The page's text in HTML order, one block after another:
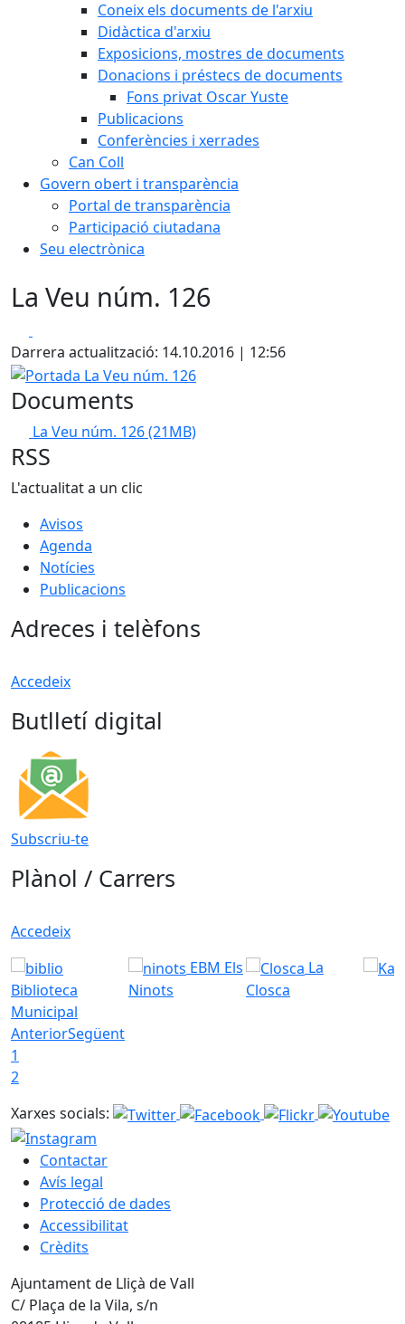
Coneix els documents de l'arxiu
Didàctica d'arxiu
Exposicions, mostres de documents
Donacions i préstecs de documents
Fons privat Oscar Yuste
Publicacions
Conferències i xerrades
Can Coll
Govern obert i transparència
Portal de transparència
Participació ciutadana
Seu electrònica
La Veu núm. 126
Darrera actualització: 14.10.2016 | 12:56
Portada La Veu núm. 126
Documents
La Veu núm. 126(21MB)
RSS
L'actualitat a un clic
Avisos
Agenda
Notícies
Publicacions
Adreces i telèfons
Accedeix
Butlletí digital
Subscriu-te
Plànol / Carrers
Accedeix
Biblioteca
Municipal
EBM Els
Ninots
La
Closca
AnteriorSegüent
1
2
Xarxes socials:
Contactar
Avís legal
Protecció de dades
Accessibilitat
Crèdits
Ajuntament de Lliçà de Vall
C/ Plaça de la Vila, s/n